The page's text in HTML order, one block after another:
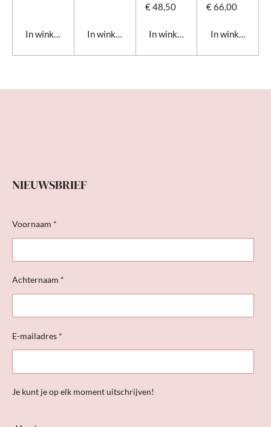
In winkelwagen In winkelwagen
€ 48,50
In winkelwagen
€ 66,00
In
NIEUWSBRIEF
Voornaam *
Achternaam *
E-mailadres *
Je kunt je op elk moment uitschrijven!